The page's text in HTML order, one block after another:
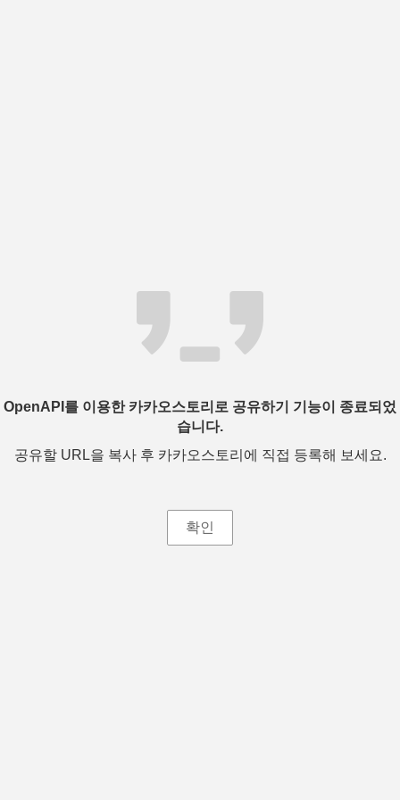
OpenAPI를 이용한 카카오스토리로 공유하기 기능이 종료되었
습니다.
공유할 URL을 복사 후 카카오스토리에 직접 등록해 보세요.
확인